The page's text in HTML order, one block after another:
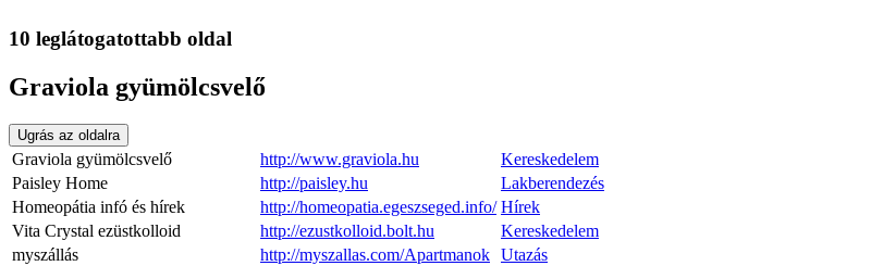
10 leglátogatottabb oldal
Graviola gyümölcsvelő
Ugrás az oldalra
Graviola gyümölcsvelő http://www.graviola.hu
Kereskedelem
Paisley Home
http://paisley.hu
Lakberendezés
Homeopátia infó és hírek
http://homeopatia.egeszseged.info/ Hírek
Vita Crystal ezüstkolloid
http://ezustkolloid.bolt.hu
Kereskedelem
myszállás
http://myszallas.com/Apartmanok Utazás